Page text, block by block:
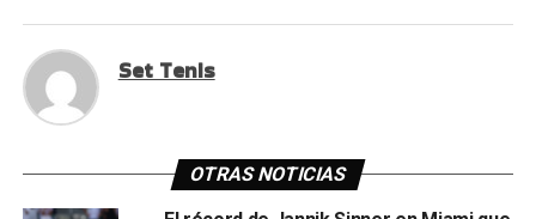
Set Tenis
OTRAS NOTICIAS